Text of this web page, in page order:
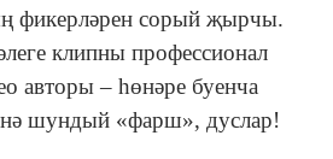
фикерләрен сорый җырчы.
клипны профессионал
авторы – һөнәре буенча
шундый «фарш», дуслар!